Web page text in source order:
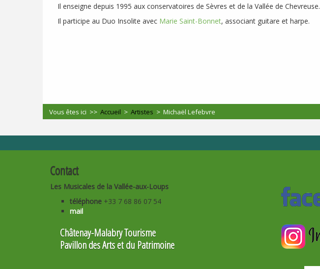
Il enseigne depuis 1995 aux conservatoires de Sèvres et de la Vallée de Chevreuse.
Il participe au Duo Insolite avec Marie Saint-Bonnet, associant guitare et harpe.
Vous êtes ici >>Accueil >Artistes >Michaël Lefebvre
Contact
Les Musicales de la Vallée-aux-Loups
téléphone +33 7 68 86 07 54
mail
Châtenay-Malabry Tourisme
Pavillon des Arts et du Patrimoine